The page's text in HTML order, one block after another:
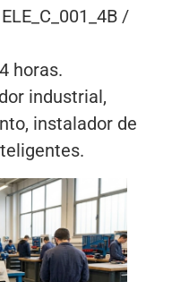
ELE_C_001_4B /
horas.
industrial,
instalador de